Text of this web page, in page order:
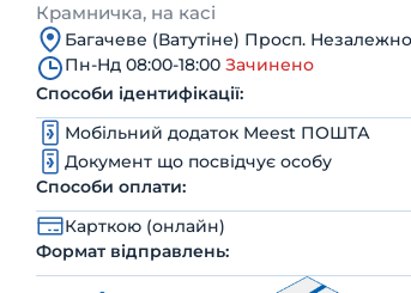
Крамничка, на касі
Багачеве (Ватутіне) Просп.
Пн-Нд 08:00-18:00 Зачинено
Способи ідентифікації:
Мобільний додаток Meest ПОШТА
Документ що посвідчує особу
Способи оплати:
Карткою (онлайн)
Формат відправлень: